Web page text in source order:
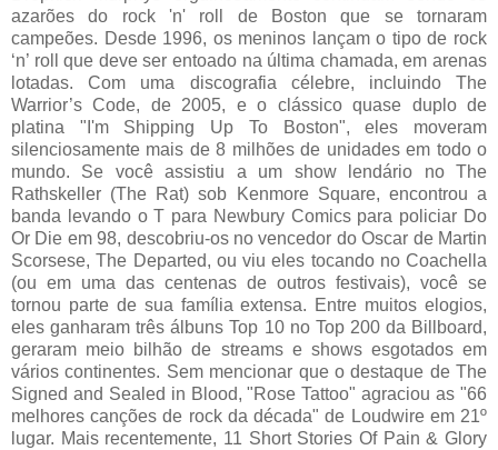
azarões do rock 'n' roll de Boston que se tornaram
campeões. Desde 1996, os meninos lançam o tipo de rock
‘n’ roll que deve ser entoado na última chamada, em arenas
lotadas. Com uma discografia célebre, incluindo The
Warrior’s Code, de 2005, e o clássico quase duplo de
platina "I'm Shipping Up To Boston", eles moveram
silenciosamente mais de 8 milhões de unidades em todo o
mundo. Se você assistiu a um show lendário no The
Rathskeller (The Rat) sob Kenmore Square, encontrou a
banda levando o T para Newbury Comics para policiar Do
Or Die em 98, descobriu-os no vencedor do Oscar de Martin
Scorsese, The Departed, ou viu eles tocando no Coachella
(ou em uma das centenas de outros festivais), você se
tornou parte de sua família extensa. Entre muitos elogios,
eles ganharam três álbuns Top 10 no Top 200 da Billboard,
geraram meio bilhão de streams e shows esgotados em
vários continentes. Sem mencionar que o destaque de The
Signed and Sealed in Blood, "Rose Tattoo" agraciou as "66
melhores canções de rock da década" de Loudwire em 21º
lugar. Mais recentemente, 11 Short Stories Of Pain & Glory